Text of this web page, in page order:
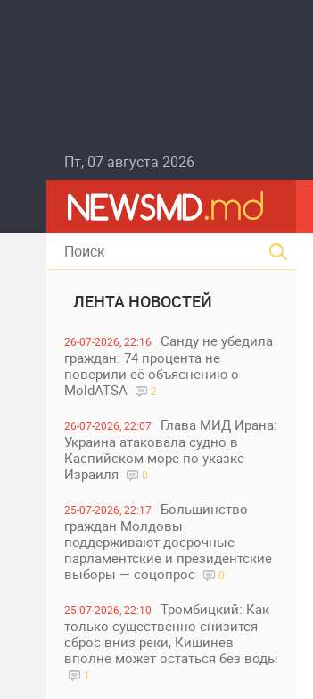
Пт, 07 августа 2026
ЛЕНТА НОВОСТЕЙ
26-07-2026, 22:16
Санду не убедила
граждан: 74 процента не
поверили её объяснению о
MoldATSA
2
26-07-2026, 22:07
Глава МИД Ирана:
Украина атаковала судно в
Каспийском море по указке
Израиля
0
25-07-2026, 22:17
Большинство
граждан Молдовы
поддерживают досрочные
парламентские и президентские
выборы — соцопрос
0
25-07-2026, 22:10
Тромбицкий: Как
только существенно снизится
сброс вниз реки, Кишинев
вполне может остаться без воды
1